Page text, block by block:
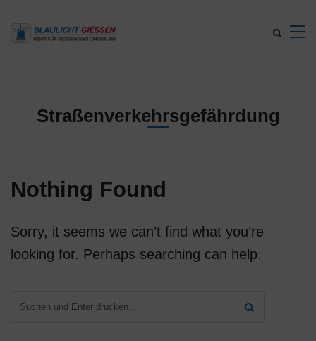
Straßenverkehrsgefährdung
Nothing Found
Sorry, it seems we can’t find what you’re
looking for. Perhaps searching can help.